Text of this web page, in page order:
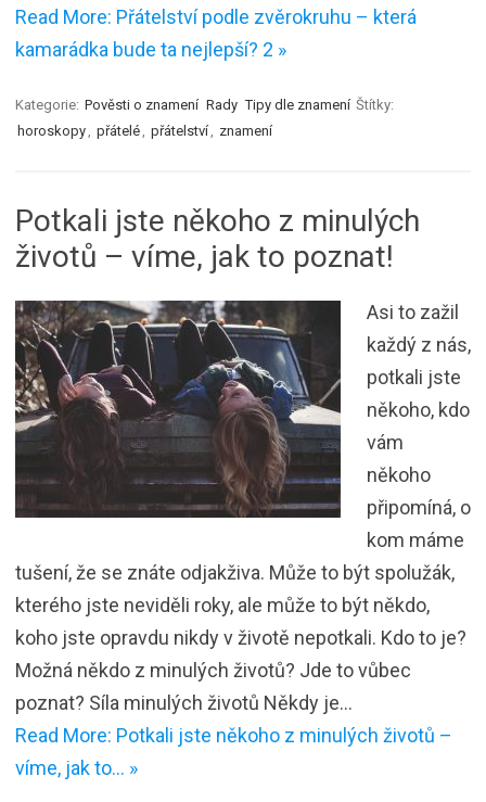
Read More: Přátelství podle zvěrokruhu – která
kamarádka bude ta nejlepší? 2 »
Kategorie: Pověsti o znamení Rady Tipy dle znamení Štítky:
horoskopy
přátelé přátelství znamení
Potkali jste někoho z minulých
životů – víme, jak to poznat!
Asi to zažil
každý z nás,
potkali jste
někoho, kdo
vám
někoho
připomíná, o
kom máme
tušení, že se znáte odjakživa. Může to být spolužák,
kterého jste neviděli roky, ale může to být někdo,
koho jste opravdu nikdy v životě nepotkali. Kdo to je?
Možná někdo z minulých životů? Jde to vůbec
poznat? Síla minulých životů Někdy je…
Read More: Potkali jste někoho z minulých životů –
víme, jak to… »